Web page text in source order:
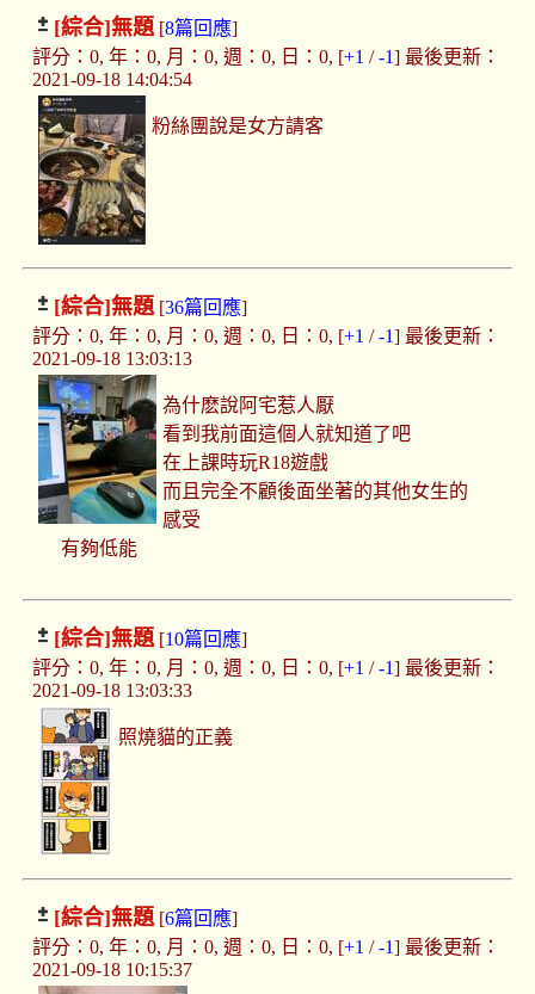
[綜合]無題[8篇回應]
評分：0, 年：0, 月：0, 週：0, 日：0, [+1 /-1] 最後更新：
2021-09-18 14:04:54
粉絲團說是女方請客
[綜合]無題[36篇回應]
評分：0, 年：0, 月：0, 週：0, 日：0, [+1 /-1] 最後更新：
2021-09-18 13:03:13
為什麽說阿宅惹人厭
看到我前面這個人就知道了吧
在上課時玩R18遊戲
而且完全不顧後面坐著的其他女生的
感受
有夠低能
[綜合]無題[10篇回應]
評分：0, 年：0, 月：0, 週：0, 日：0, [+1 /-1] 最後更新：
2021-09-18 13:03:33
照燒貓的正義
[綜合]無題[6篇回應]
評分：0, 年：0, 月：0, 週：0, 日：0, [+1 /-1] 最後更新：
2021-09-18 10:15:37